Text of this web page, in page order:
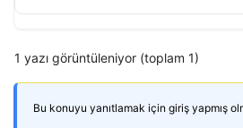
1 yazı görüntüleniyor (toplam 1)
Bu konuyu yanıtlamak için giriş yapmış